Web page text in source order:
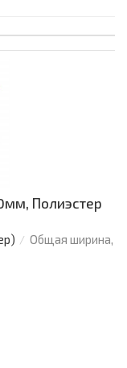
Полиэстер
Общая ширина,